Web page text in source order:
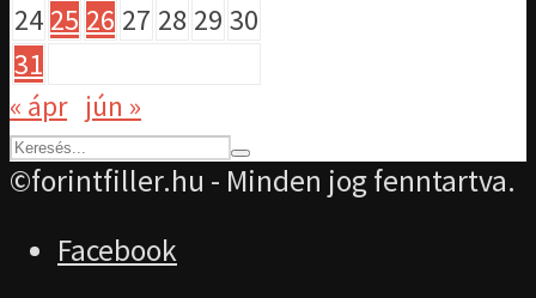
24 25 26 27 28 29 30
31
« ápr jún »
©forintfiller.hu - Minden jog fenntartva.
Facebook